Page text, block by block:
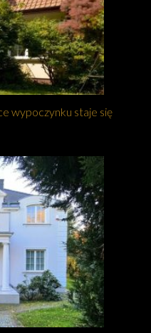
wypoczynku staje się